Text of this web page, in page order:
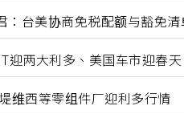
台美协商免税配额与豁免清
两大利多、美国车市迎春天
维西等零组件厂迎利多行情